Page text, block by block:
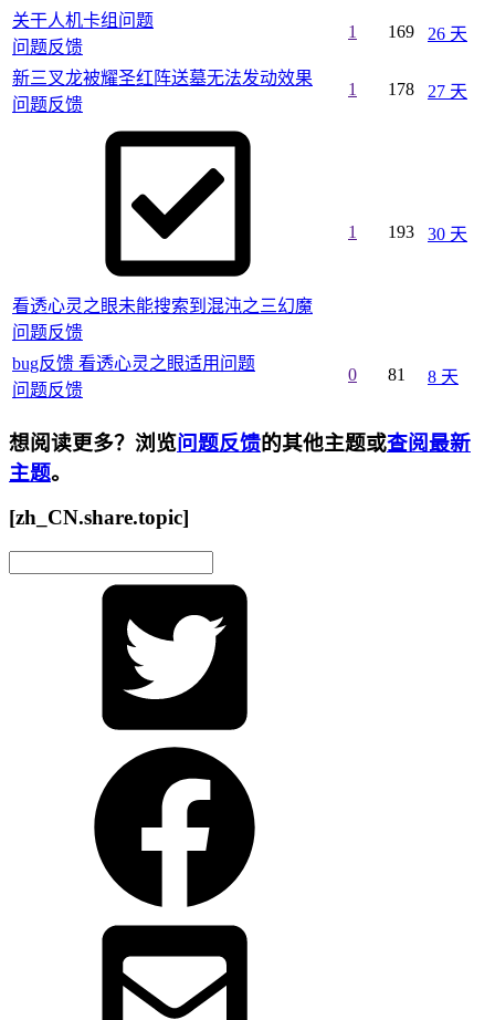
关干人机卡组问题
问题反馈
1 169 26 天
新三叉龙被耀圣红阵送墓无法发动效果
问题反馈
1 178 27 天
看透心灵之眼未能搜索到混沌之三幻魔
问题反馈
1 193 30 天
bug反馈 看透心灵之眼适用问题
问题反馈
0 81 8 天
想阅读更多？浏览问题反馈的其他主题或查阅最新
主题。
[zh_CN.share.topic]